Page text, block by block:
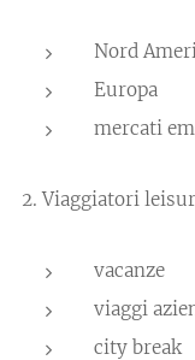
Nord
Europa
mercati
2. Viaggiatori
vacanze
viaggi
city break